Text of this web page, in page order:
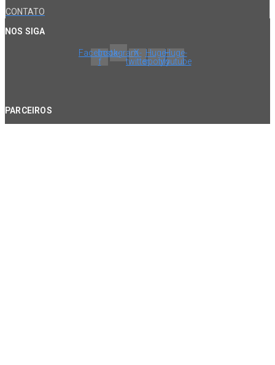
CONTATO
NOS SIGA
Facebook-
f
InstagramX-
twitter
Huge-
spotify
Huge-
youtube
PARCEIROS